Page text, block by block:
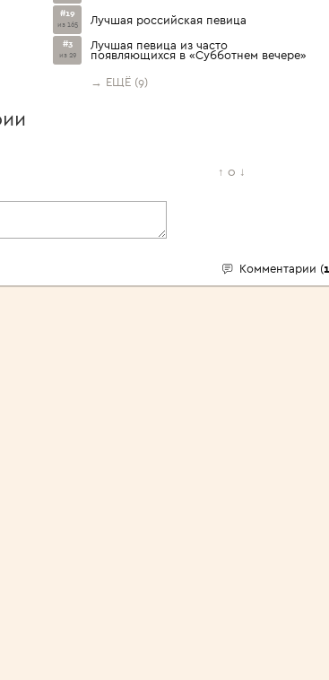
#19
из 165 Лучшая российская певица
#3
из 29
Лучшая певица из часто
появляющихся в «Субботнем вечере»
→ ЕЩЁ (9)
↑ 0 ↓
Комментарии (1